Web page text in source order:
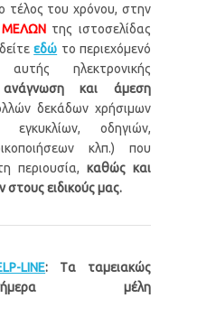
τέλος του χρόνου, στην
ΜΕΛΩΝ της ιστοσελίδας
εδώ το περιεχόμενό
ηλεκτρονικής
και άμεση
δεκάδων χρήσιμων
οδηγιών,
κλπ.) που
περιουσία, καθώς και
ειδικούς μας.
LINE: Τα ταμειακώς
μέλη